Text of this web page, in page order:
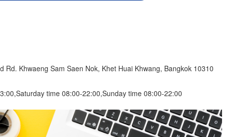
Rd. Khwaeng Sam Saen Nok, Khet Huai Khwang, Bangkok 10310
time 08:00-22:00,Sunday time 08:00-22:00